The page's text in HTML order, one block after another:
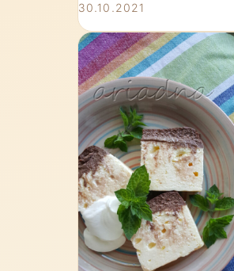
30.10.2021